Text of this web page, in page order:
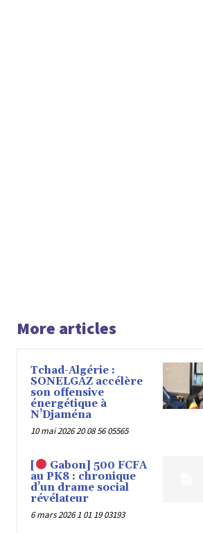
More articles
Tchad-Algérie :
SONELGAZ accélère
son offensive
énergétique à
N’Djaména
10 mai 2026 20 08 56 05565
[
Gabon] 500 FCFA
au PK8 : chronique
d’un drame social
révélateur
6 mars 2026 1 01 19 03193